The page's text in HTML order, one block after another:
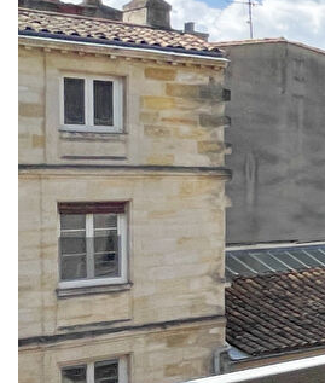
Réf : 1143
A deux pas du grand théatre,
récente et sécurisée,
environ comprenant entrée,
chambres , salle de bain et salle
L'appartement dispose
parking au rez de chaussée
cellier accessible sur le même
l'appartement. Enfin toutes les
l'appartement s'ouvrent sur sa
38m2 environ très bien
bénéficiant d'une vue